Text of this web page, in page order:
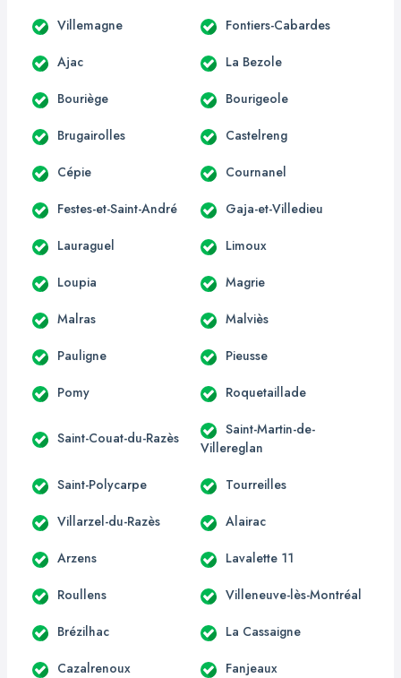
Villemagne Fontiers-Cabardes
Ajac La Bezole
Bouriège Bourigeole
Brugairolles Castelreng
Cépie Cournanel
Festes-et-Saint-André Gaja-et-Villedieu
Lauraguel Limoux
Loupia Magrie
Malras Malviès
Pauligne Pieusse
Pomy Roquetaillade
Saint-Couat-du-Razès
Saint-Martin-de-
Villereglan
Saint-Polycarpe Tourreilles
Villarzel-du-Razès Alairac
Arzens Lavalette 11
Roullens Villeneuve-lès-Montréal
Brézilhac La Cassaigne
Cazalrenoux Fanjeaux